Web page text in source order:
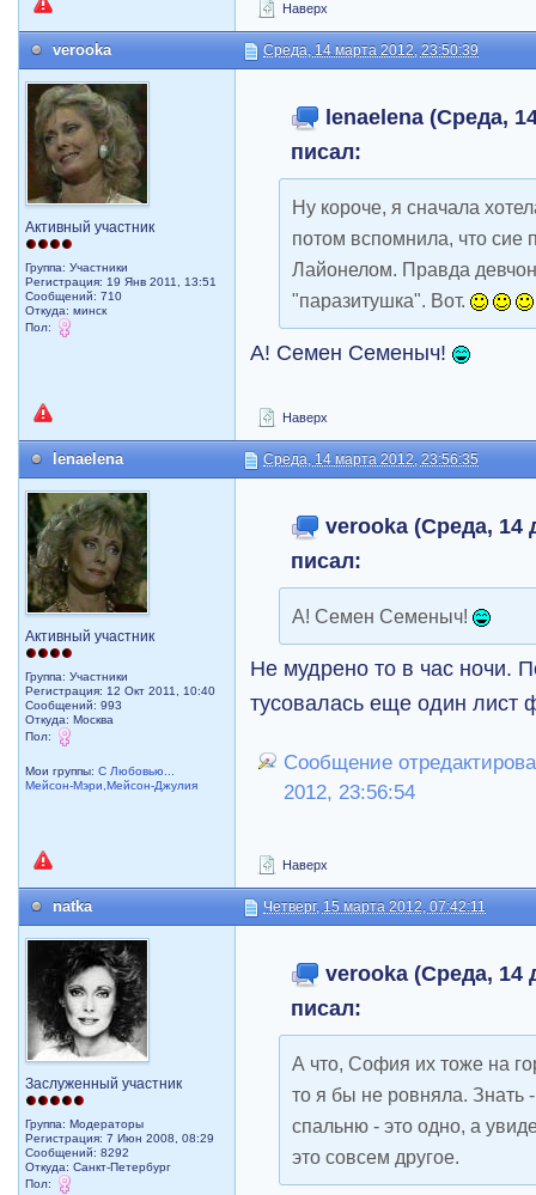
Наверх
verooka Среда, 14 марта 2012, 23:50:39
Активный участник
Группа: Участники
Регистрация: 19 Янв 2011, 13:51
Сообщений: 710
Откуда: минск
Пол:
lenaelena (Среда,
писал:
Ну короче, я сначала
потом вспомнила, что сие
Лайонелом. Правда
"паразитушка". Вот.
А! Семен Семеныч!
Наверх
lenaelena Среда, 14 марта 2012, 23:56:35
Активный участник
Группа: Участники
Регистрация: 12 Окт 2011, 10:40
Сообщений: 993
Откуда: Москва
Пол:
Мои группы:С Любовью...
Мейсон-Мэри,Мейсон-Джулия
verooka (Среда, 14
писал:
А! Семен Семеныч!
Не мудрено то в час ночи.
тусовалась еще один
Сообщение
2012, 23:56:54
Наверх
natka Четверг, 15 марта 2012, 07:42:11
Заслуженный участник
Группа: Модераторы
Регистрация: 7 Июн 2008, 08:29
Сообщений: 8292
Откуда: Санкт-Петербург
Пол:
verooka (Среда, 14
писал:
А что, София их тоже на
то я бы не ровняла. Знать
спальню - это одно, а
это совсем другое.